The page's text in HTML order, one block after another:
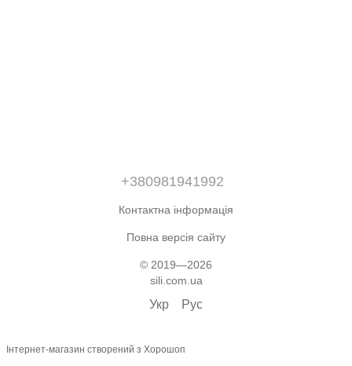
+380981941992
Контактна інформація
Повна версія сайту
© 2019—2026
sili.com.ua
Укр Рус
Інтернет-магазин створений з Хорошоп